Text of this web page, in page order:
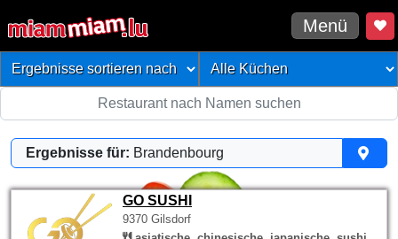
Menü
Ergebnisse für: Brandenbourg
GO SUSHI
9370 Gilsdorf